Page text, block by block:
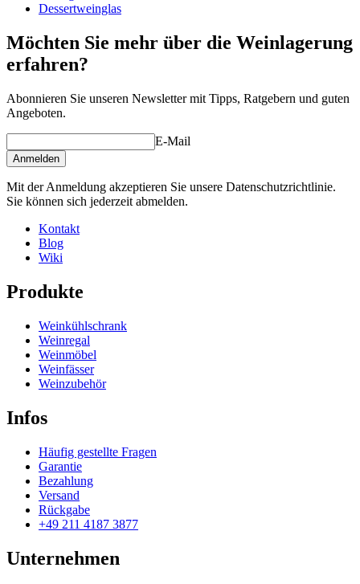
Dessertweinglas
Möchten Sie mehr über die Weinlagerung
erfahren?
Abonnieren Sie unseren Newsletter mit Tipps, Ratgebern und guten
Angeboten.
E-Mail
Anmelden
Mit der Anmeldung akzeptieren Sie unsere Datenschutzrichtlinie.
Sie können sich jederzeit abmelden.
Kontakt
Blog
Wiki
Produkte
Weinkühlschrank
Weinregal
Weinmöbel
Weinfässer
Weinzubehör
Infos
Häufig gestellte Fragen
Garantie
Bezahlung
Versand
Rückgabe
+49 211 4187 3877
Unternehmen